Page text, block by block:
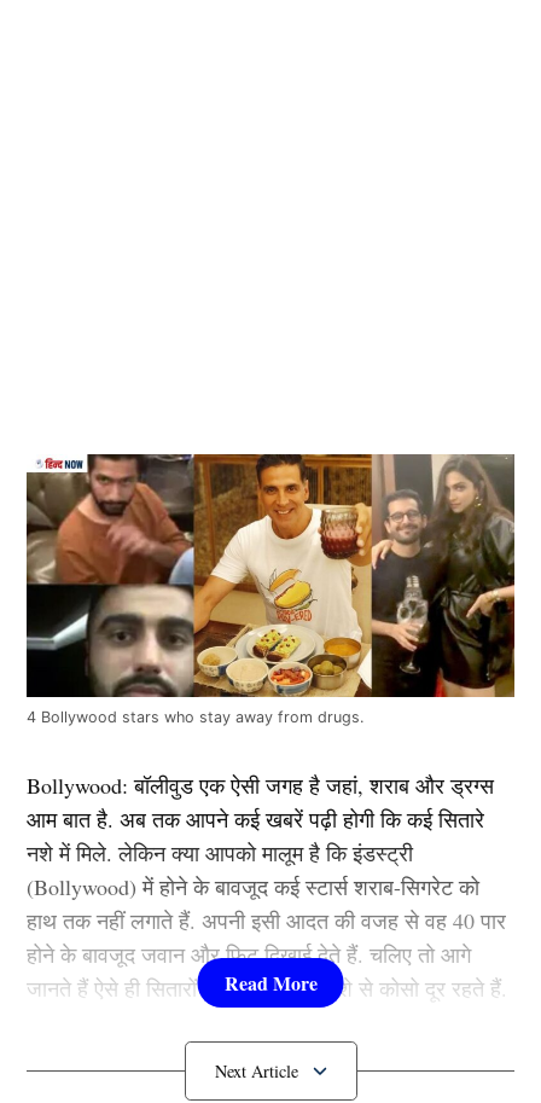
4 Bollywood stars who stay away from drugs.
Bollywood: बॉलीवुड एक ऐसी जगह है जहां, शराब और ड्रग्स
आम बात है. अब तक आपने कई खबरें पढ़ी होगी कि कई सितारे
नशे में मिले. लेकिन क्या आपको मालूम है कि इंडस्ट्री
(Bollywood) में होने के बावजूद कई स्टार्स शराब-सिगरेट को
हाथ तक नहीं लगाते हैं. अपनी इसी आदत की वजह से वह 40 पार
होने के बावजूद जवान और फिट दिखाई देते हैं. चलिए तो आगे
जानते हैं ऐसे ही सितारों के बारे में जो कि नशे से कोसो दूर रहते हैं.
1.अमिताभ बच्चन